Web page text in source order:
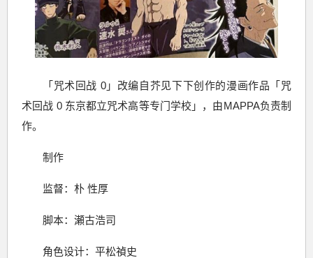
「咒术回战 0」改编自芥见下下创作的漫画作品「咒
术回战 0 东京都立咒术高等专门学校」，由MAPPA负责制
作。
制作
监督：朴 性厚
脚本：瀬古浩司
角色设计：平松禎史